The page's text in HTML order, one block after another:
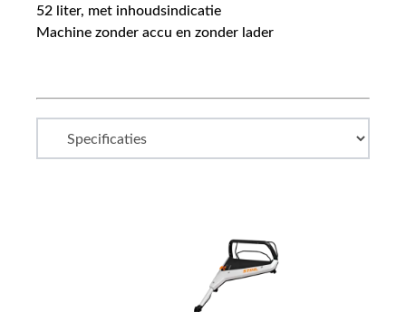
52 liter, met inhoudsindicatie
Machine zonder accu en zonder lader